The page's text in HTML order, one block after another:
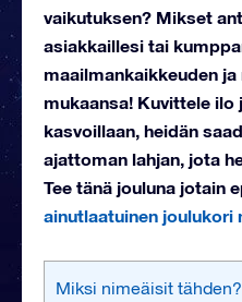
vaikutuksen? Mikset
asiakkaillesi tai
maailmankaikkeuden
mukaansa! Kuvittele ilo
kasvoillaan, heidän
ajattoman lahjan, jota
Tee tänä jouluna jotain
ainutlaatuinen joulukori
Miksi nimeäisit tähden?